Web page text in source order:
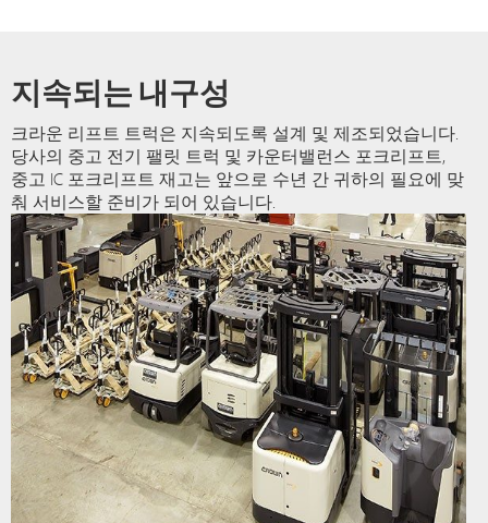
지속되는 내구성
크라운 리프트 트럭은 지속되도록 설계 및 제조되었습니다.
당사의 중고 전기 팰릿 트럭 및 카운터밸런스 포크리프트,
중고 IC 포크리프트 재고는 앞으로 수년 간 귀하의 필요에 맞
춰 서비스할 준비가 되어 있습니다.